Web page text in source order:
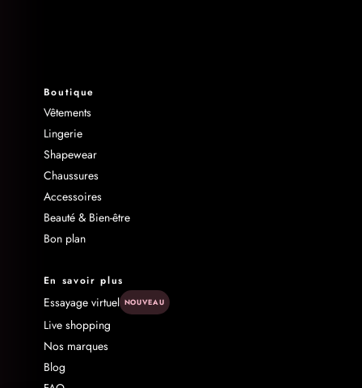
Boutique
Vêtements
Lingerie
Shapewear
Chaussures
Accessoires
Beauté & Bien-être
Bon plan
En savoir plus
Essayage virtuel NOUVEAU
Live shopping
Nos marques
Blog